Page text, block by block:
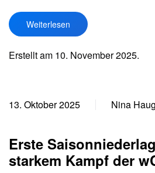
Weiterlesen
Erstellt am 10. November 2025.
13. Oktober 2025 Nina Haug
Erste
starkem Kampf der